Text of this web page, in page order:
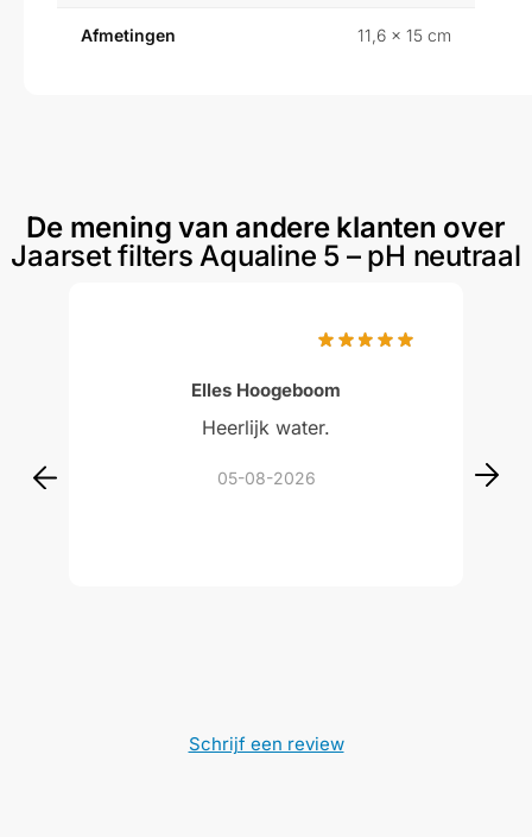
Afmetingen 11,6 × 15 cm
De mening van andere klanten over
Jaarset filters Aqualine 5 – pH neutraal
Elles Hoogeboom
Heerlijk water.
05-08-2026
5uit 5
Schrijf een review